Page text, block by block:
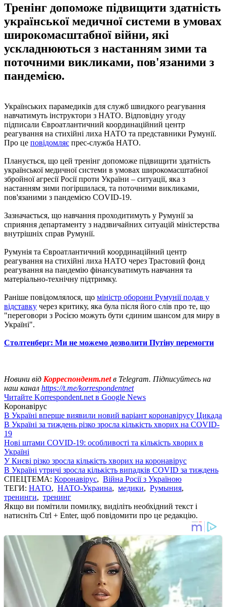
Тренінг допоможе підвищити здатність
української медичної системи в умовах
широкомасштабної війни, які
ускладнюються з настанням зими та
поточними викликами, пов'язаними з
пандемією.
Українських парамедиків для служб швидкого реагування
навчатимуть інструктори з НАТО. Відповідну угоду
підписали Євроатлантичний координаційний центр
реагування на стихійні лиха НАТО та представники Румунії.
Про це повідомляє прес-служба НАТО.
Планується, що цей тренінг допоможе підвищити здатність
української медичної системи в умовах широкомасштабної
збройної агресії Росії проти України – ситуації, яка з
настанням зими погіршилася, та поточними викликами,
пов'язаними з пандемією COVID-19.
Зазначається, що навчання проходитимуть у Румунії за
сприяння департаменту з надзвичайних ситуацій міністерства
внутрішніх справ Румунії.
Румунія та Євроатлантичний координаційний центр
реагування на стихійні лиха НАТО через Трастовий фонд
реагування на пандемію фінансуватимуть навчання та
матеріально-технічну підтримку.
Раніше повідомлялося, що міністр оборони Румунії подав у
відставку через критику, яка була після його слів про те, що
"переговори з Росією можуть бути єдиним шансом для миру в
Україні".
Столтенберг: Ми не можемо дозволити Путіну перемогти
Новини від Корреспондент.netв Telegram. Підписуйтесь на
наш канал https://t.me/korrespondentnet
Читайте Korrespondent.net в Google News
Коронавірус
В Україні вперше виявили новий варіант коронавірусу Цикада
В Україні за тиждень різко зросла кількість хворих на COVID-
19
Нові штами COVID-19: особливості та кількість хворих в
Україні
У Києві різко зросла кількість хворих на коронавірус
В Україні утричі зросла кількість випадків COVID за тиждень
СПЕЦТЕМА: Коронавірус, Війна Росії з Україною
ТЕГИ: НАТО, НАТО-Украина, медики, Румыния,
тренинги, тренинг
Якщо ви помітили помилку, виділіть необхідний текст і
натисніть Ctrl + Enter, щоб повідомити про це редакцію.